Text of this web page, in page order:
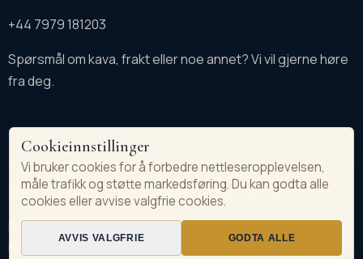
+44 7979 181203
Spørsmål om kava, frakt eller noe annet? Vi vil gjerne høre
fra deg.
© 2026 Captain Cook's Kava. Alle rettigheter forbeholdt.
Firmainformasjon
Personvernerklæring
Cookieinnstillinger
Vi bruker cookies for å forbedre nettleseropplevelsen,
måle trafikk og støtte markedsføring. Du kan godta alle
cookies eller avvise valgfrie cookies.
AVVIS VALGFRIE GODTA ALLE